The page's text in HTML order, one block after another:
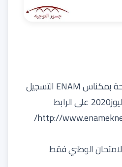
المدرسة الوطنية للفلاحة بمكناس ENAM التسجيل
http://
الوطني فقط